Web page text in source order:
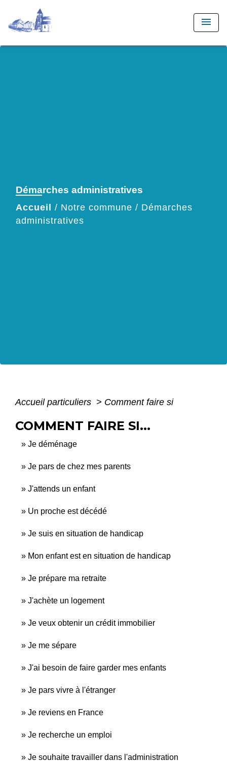
menu
Démarches administratives
Accueil / Notre commune / Démarches
administratives
Accueil particuliers > Comment faire si
COMMENT FAIRE SI...
Je déménage
Je pars de chez mes parents
J'attends un enfant
Un proche est décédé
Je suis en situation de handicap
Mon enfant est en situation de handicap
Je prépare ma retraite
J'achète un logement
Je veux obtenir un crédit immobilier
Je me sépare
J'ai besoin de faire garder mes enfants
Je pars vivre à l'étranger
Je reviens en France
Je recherche un emploi
Je souhaite travailler dans l'administration